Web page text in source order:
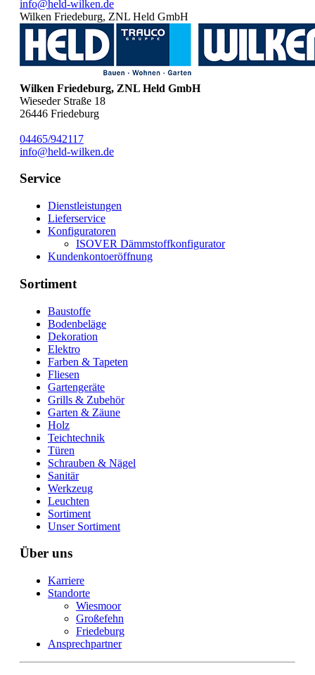
info@held-wilken.de
Wilken Friedeburg, ZNL Held GmbH
Wilken Friedeburg, ZNL Held GmbH
Wieseder Straße 18
26446 Friedeburg
04465/942117
info@held-wilken.de
Service
Dienstleistungen
Lieferservice
Konfiguratoren
ISOVER Dämmstoffkonfigurator
Kundenkontoeröffnung
Sortiment
Baustoffe
Bodenbeläge
Dekoration
Elektro
Farben & Tapeten
Fliesen
Gartengeräte
Grills & Zubehör
Garten & Zäune
Holz
Teichtechnik
Türen
Schrauben & Nägel
Sanitär
Werkzeug
Leuchten
Sortiment
Unser Sortiment
Über uns
Karriere
Standorte
Wiesmoor
Großefehn
Friedeburg
Ansprechpartner